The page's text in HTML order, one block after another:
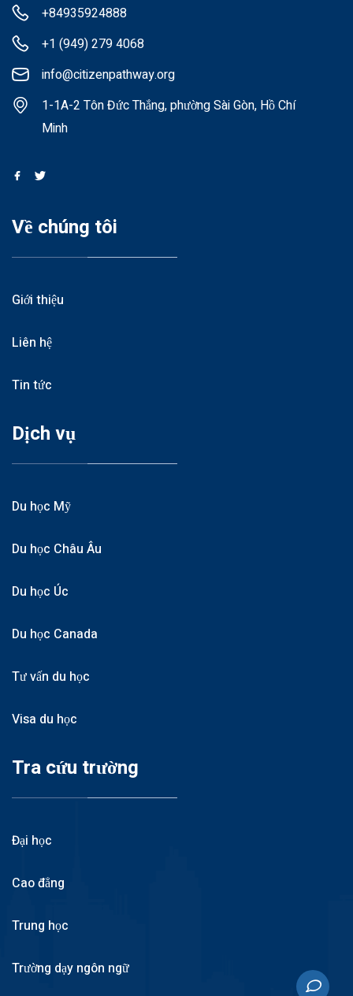
+84935924888
+1 (949) 279 4068
info@citizenpathway.org
1-1A-2 Tôn Đức Thắng, phường Sài Gòn, Hồ Chí
Minh
Về chúng tôi
Giới thiệu
Liên hệ
Tin tức
Dịch vụ
Du học Mỹ
Du học Châu Âu
Du học Úc
Du học Canada
Tư vấn du học
Visa du học
Tra cứu trường
Đại học
Cao đẳng
Trung học
Trường dạy ngôn ngữ